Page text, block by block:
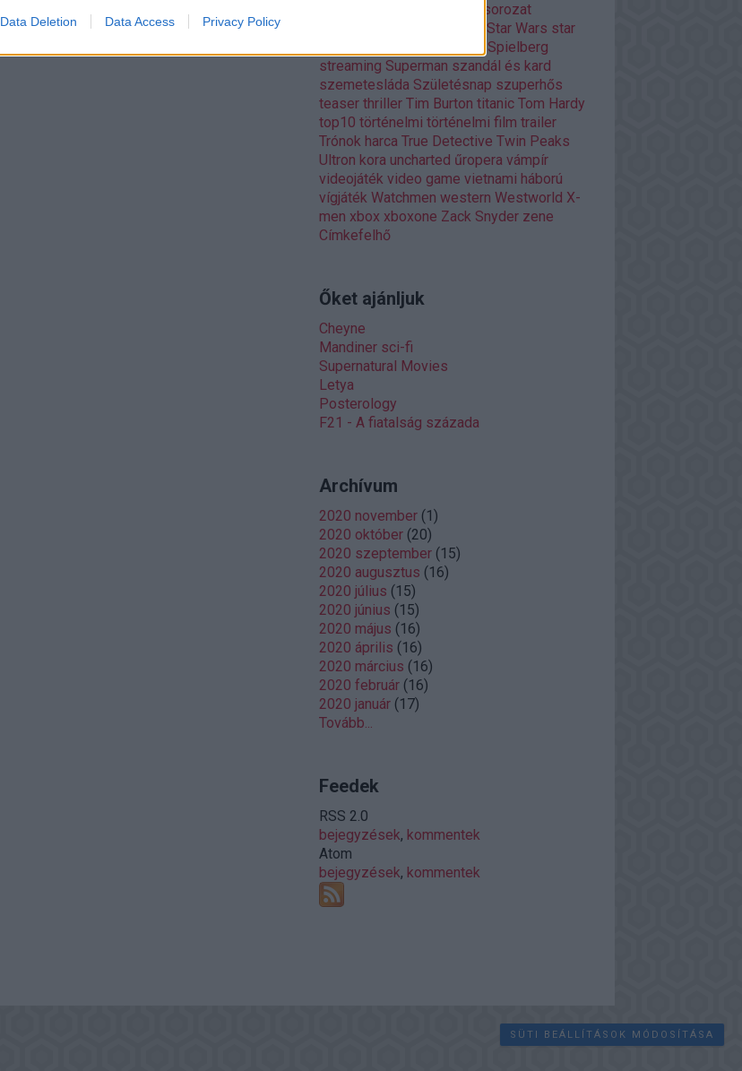
Data Deletion Data Access Privacy Policy
sorozat
Star Wars star
Steven Spielberg
streaming Superman szandál és kard
szemetesláda Születésnap szuperhős
teaser thriller Tim Burton titanic Tom Hardy
top10 történelmi történelmi film trailer
Trónok harca True Detective Twin Peaks
Ultron kora uncharted űropera vámpír
videojáték video game vietnami háború
vígjáték Watchmen western Westworld X-
men xbox xboxone Zack Snyder zene
Címkefelhő
Őket ajánljuk
Cheyne
Mandiner sci-fi
Supernatural Movies
Letya
Posterology
F21 - A fiatalság százada
Archívum
2020 november (1)
2020 október (20)
2020 szeptember (15)
2020 augusztus (16)
2020 július (15)
2020 június (15)
2020 május (16)
2020 április (16)
2020 március (16)
2020 február (16)
2020 január (17)
Tovább...
Feedek
RSS 2.0
bejegyzések, kommentek
Atom
bejegyzések, kommentek
SÜTI BEÁLLÍTÁSOK MÓDOSÍTÁSA